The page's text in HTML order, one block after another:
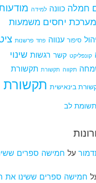
חמלה כוונה למידה
מערכת יחסים משמעות
סיפור ענווה פחד פרשנות
קונפליקט קשר רגשות שינוי
תקווה תקשורת תקשורת
בינאישית תקשורת
תשומת לב
על חמישה ספרים
חמישה ספרים ששינו את